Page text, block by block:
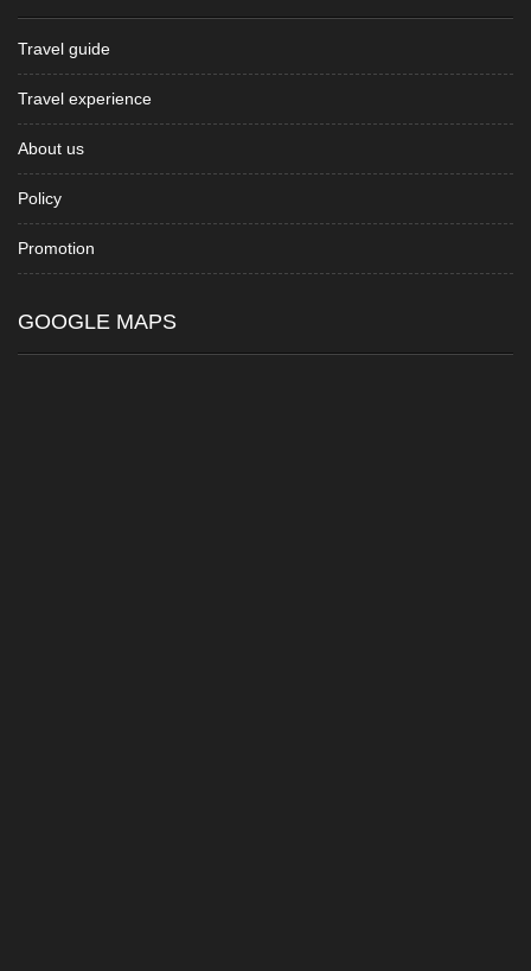
Travel guide
Travel experience
About us
Policy
Promotion
GOOGLE MAPS